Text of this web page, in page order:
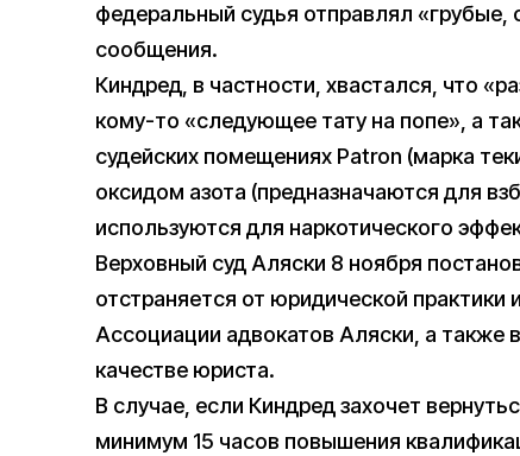
федеральный судья отправлял «грубые,
сообщения.
Киндред, в частности, хвастался, что
кому-то «следующее тату на попе», а
судейских помещениях Patron (марка
оксидом азота (предназначаются для
используются для наркотического
Верховный суд Аляски 8 ноября
отстраняется от юридической
Ассоциации адвокатов Аляски, а также
качестве юриста.
В случае, если Киндред захочет
минимум 15 часов повышения